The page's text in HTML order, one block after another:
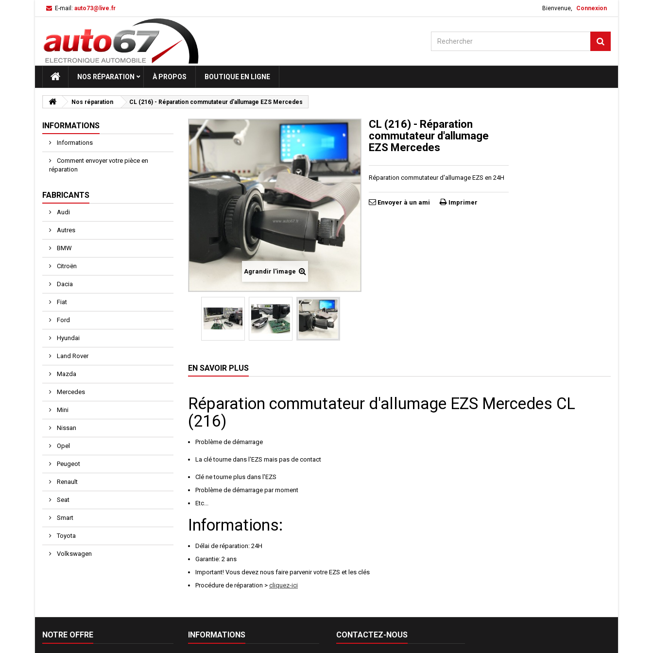
Bienvenue, Connexion
E-mail: auto73@live.fr
NOS RÉPARATION À PROPOS BOUTIQUE EN LIGNE
Nos réparation CL (216) - Réparation commutateur d'allumage EZS Mercedes
INFORMATIONS
Informations
Comment envoyer votre pièce en
réparation
FABRICANTS
Audi
Autres
BMW
Citroën
Dacia
Fiat
Ford
Hyundai
Land Rover
Mazda
Mercedes
Mini
Nissan
Opel
Peugeot
Renault
Seat
Smart
Toyota
Volkswagen
Agrandir l'image
CL (216) - Réparation
commutateur d'allumage
EZS Mercedes
Réparation commutateur d'allumage EZS en 24H
Envoyer à un ami Imprimer
EN SAVOIR PLUS
Réparation commutateur d'allumage EZS Mercedes CL
(216)
Problème de démarrage
La clé tourne dans l'EZS mais pas de contact
Clé ne tourne plus dans l'EZS
Problème de démarrage par moment
Etc...
Informations:
Délai de réparation: 24H
Garantie: 2 ans
Important! Vous devez nous faire parvenir votre EZS et les clés
Procédure de réparation > cliquez-ici
NOTRE OFFRE INFORMATIONS CONTACTEZ-NOUS